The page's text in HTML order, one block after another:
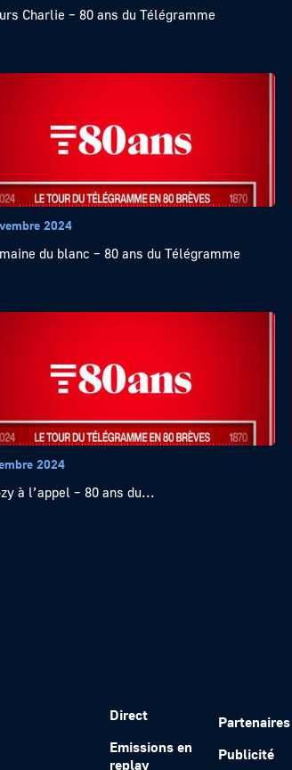
Charlie – 80 ans du Télégramme
2024
du blanc – 80 ans du Télégramme
2024
à l’appel – 80 ans du...
Direct
Emissions en
replay
Partenaires
Publicité